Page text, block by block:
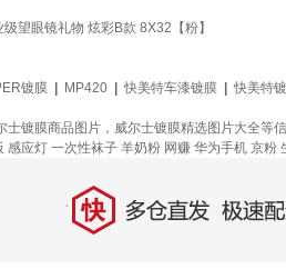
望眼镜礼物 炫彩B款 8X32【粉】
镀膜 MP420 快美特车漆镀膜 快美特
镀膜商品图片，威尔士镀膜精选图片大全等
感应灯 一次性袜子 羊奶粉 网赚 华为手机 京粉
快 多仓直发，极速配送